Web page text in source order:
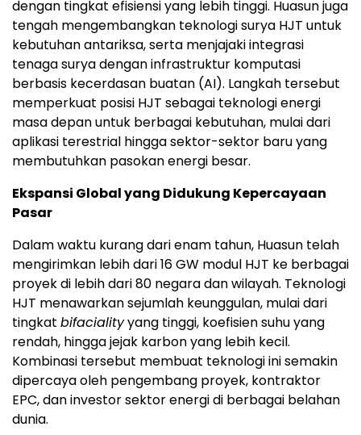
dengan tingkat efisiensi yang lebih tinggi. Huasun juga
tengah mengembangkan teknologi surya HJT untuk
kebutuhan antariksa, serta menjajaki integrasi
tenaga surya dengan infrastruktur komputasi
berbasis kecerdasan buatan (AI). Langkah tersebut
memperkuat posisi HJT sebagai teknologi energi
masa depan untuk berbagai kebutuhan, mulai dari
aplikasi terestrial hingga sektor-sektor baru yang
membutuhkan pasokan energi besar.
Ekspansi Global yang Didukung Kepercayaan
Pasar
Dalam waktu kurang dari enam tahun, Huasun telah
mengirimkan lebih dari 16 GW modul HJT ke berbagai
proyek di lebih dari 80 negara dan wilayah. Teknologi
HJT menawarkan sejumlah keunggulan, mulai dari
tingkat bifacialityyang tinggi, koefisien suhu yang
rendah, hingga jejak karbon yang lebih kecil.
Kombinasi tersebut membuat teknologi ini semakin
dipercaya oleh pengembang proyek, kontraktor
EPC, dan investor sektor energi di berbagai belahan
dunia.